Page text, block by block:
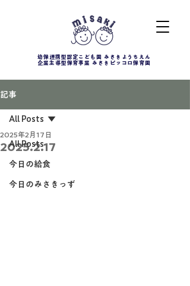
幼保連携型認定こども園 みさきようちえん
企業主導型保育事業 みさきピッコロ保育園
記事
All Posts
今日の給食
今日のみさきっず
All Posts
2025.2.17
2025年2月17日